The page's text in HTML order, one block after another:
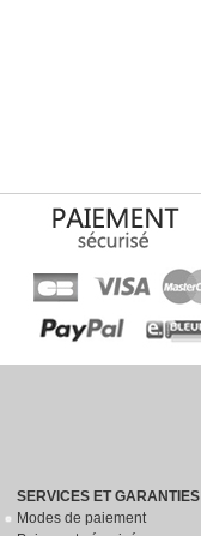
SERVICES ET GARANTIES
Modes de paiement